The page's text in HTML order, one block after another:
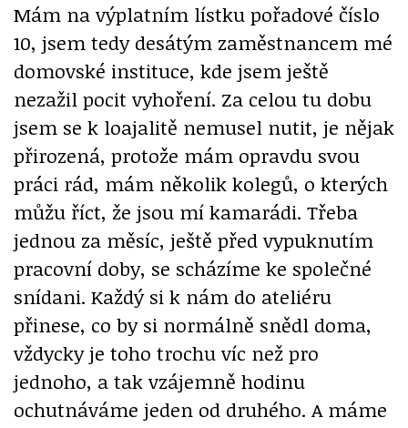
Mám na výplatním lístku pořadové číslo
10, jsem tedy desátým zaměstnancem mé
domovské instituce, kde jsem ještě
nezažil pocit vyhoření. Za celou tu dobu
jsem se k loajalitě nemusel nutit, je nějak
přirozená, protože mám opravdu svou
práci rád, mám několik kolegů, o kterých
můžu říct, že jsou mí kamarádi. Třeba
jednou za měsíc, ještě před vypuknutím
pracovní doby, se scházíme ke společné
snídani. Každý si k nám do ateliéru
přinese, co by si normálně snědl doma,
vždycky je toho trochu víc než pro
jednoho, a tak vzájemně hodinu
ochutnáváme jeden od druhého. A máme